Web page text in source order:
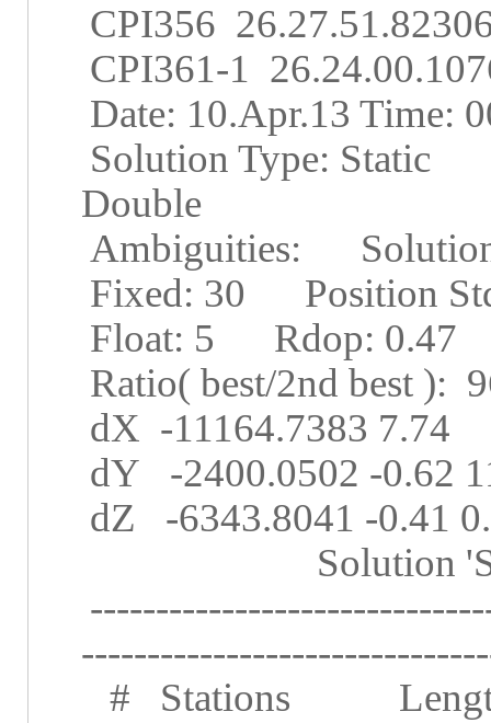
CPI356
CPI361-1
Date: 10.Apr.13 Time:
Solution Type: Static
Double
Ambiguities:
Fixed: 30
Position
Float: 5
Rdop: 0.47
Ratio( best/2nd best ):
dX -11164.7383 7.74
dY
-2400.0502 -0.62
dZ
-6343.8041 -0.41
Solution
#
Stations